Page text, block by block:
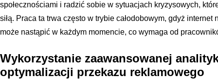
społecznościami i radzić sobie w sytuacjach kryzysowych,
siłą. Praca ta trwa często w trybie całodobowym, gdyż
może nastąpić w każdym momencie, co wymaga od
Wykorzystanie zaawansowanej
optymalizacji przekazu reklamowego